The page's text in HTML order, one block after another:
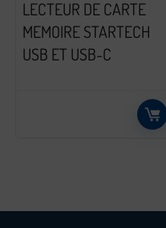
LECTEUR DE CARTE
MEMOIRE STARTECH
USB ET USB-C